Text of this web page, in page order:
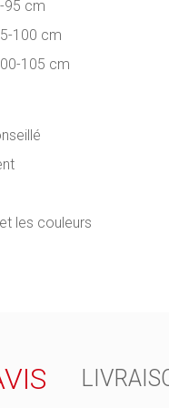
95 cm
100 cm
105 cm
les couleurs